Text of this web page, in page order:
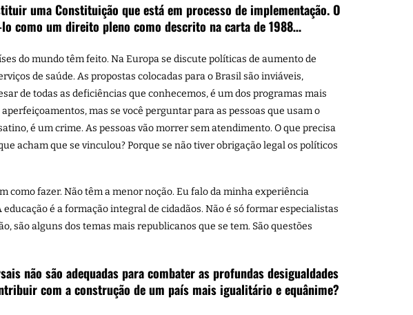
uma Constituição que está em processo de implementação. O
como um direito pleno como descrito na carta de 1988…
do mundo têm feito. Na Europa se discute políticas de aumento de
de saúde. As propostas colocadas para o Brasil são inviáveis,
de todas as deficiências que conhecemos, é um dos programas mais
mas se você perguntar para as pessoas que usam o
é um crime. As pessoas vão morrer sem atendimento. O que precisa
acham que se vinculou? Porque se não tiver obrigação legal os políticos
como fazer. Não têm a menor noção. Eu falo da minha experiência
é a formação integral de cidadãos. Não é só formar especialistas
são alguns dos temas mais republicanos que se tem. São questões
não são adequadas para combater as profundas desigualdades
com a construção de um país mais igualitário e equânime?